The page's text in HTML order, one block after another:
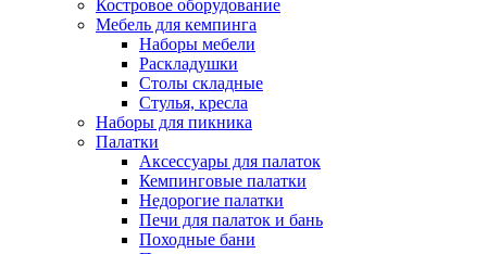
Костровое оборудование
Мебель для кемпинга
Наборы мебели
Раскладушки
Столы складные
Стулья, кресла
Наборы для пикника
Палатки
Аксессуары для палаток
Кемпинговые палатки
Недорогие палатки
Печи для палаток и бань
Походные бани